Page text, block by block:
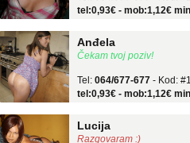
Čekam tvoj poziv!
064/677-677
tel:0,93€ - mob:1,12€ min
Razgovaram :)